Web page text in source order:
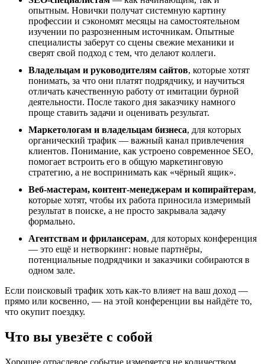
опытным. Новички получат системную картину
профессии и сэкономят месяцы на самостоятельном
изучении по разрозненным источникам. Опытные
специалисты заберут со сцены свежие механики и
сверят свой подход с тем, что делают коллеги.
Владельцам и руководителям сайтов, которые хотят
понимать, за что они платят подрядчику, и научиться
отличать качественную работу от имитации бурной
деятельности. После такого дня заказчику намного
проще ставить задачи и оценивать результат.
Маркетологам и владельцам бизнеса, для которых
органический трафик — важный канал привлечения
клиентов. Понимание, как устроено современное SEO,
помогает встроить его в общую маркетинговую
стратегию, а не воспринимать как «чёрный ящик».
Веб-мастерам, контент-менеджерам и копирайтерам,
которые хотят, чтобы их работа приносила измеримый
результат в поиске, а не просто закрывала задачу
формально.
Агентствам и фрилансерам, для которых конференция
— это ещё и нетворкинг: новые партнёры,
потенциальные подрядчики и заказчики собираются в
одном зале.
Если поисковый трафик хоть как-то влияет на ваш доход —
прямо или косвенно, — на этой конференции вы найдёте то,
что окупит поездку.
Что вы увезёте с собой
Хорошее отраслевое событие измеряется не количеством